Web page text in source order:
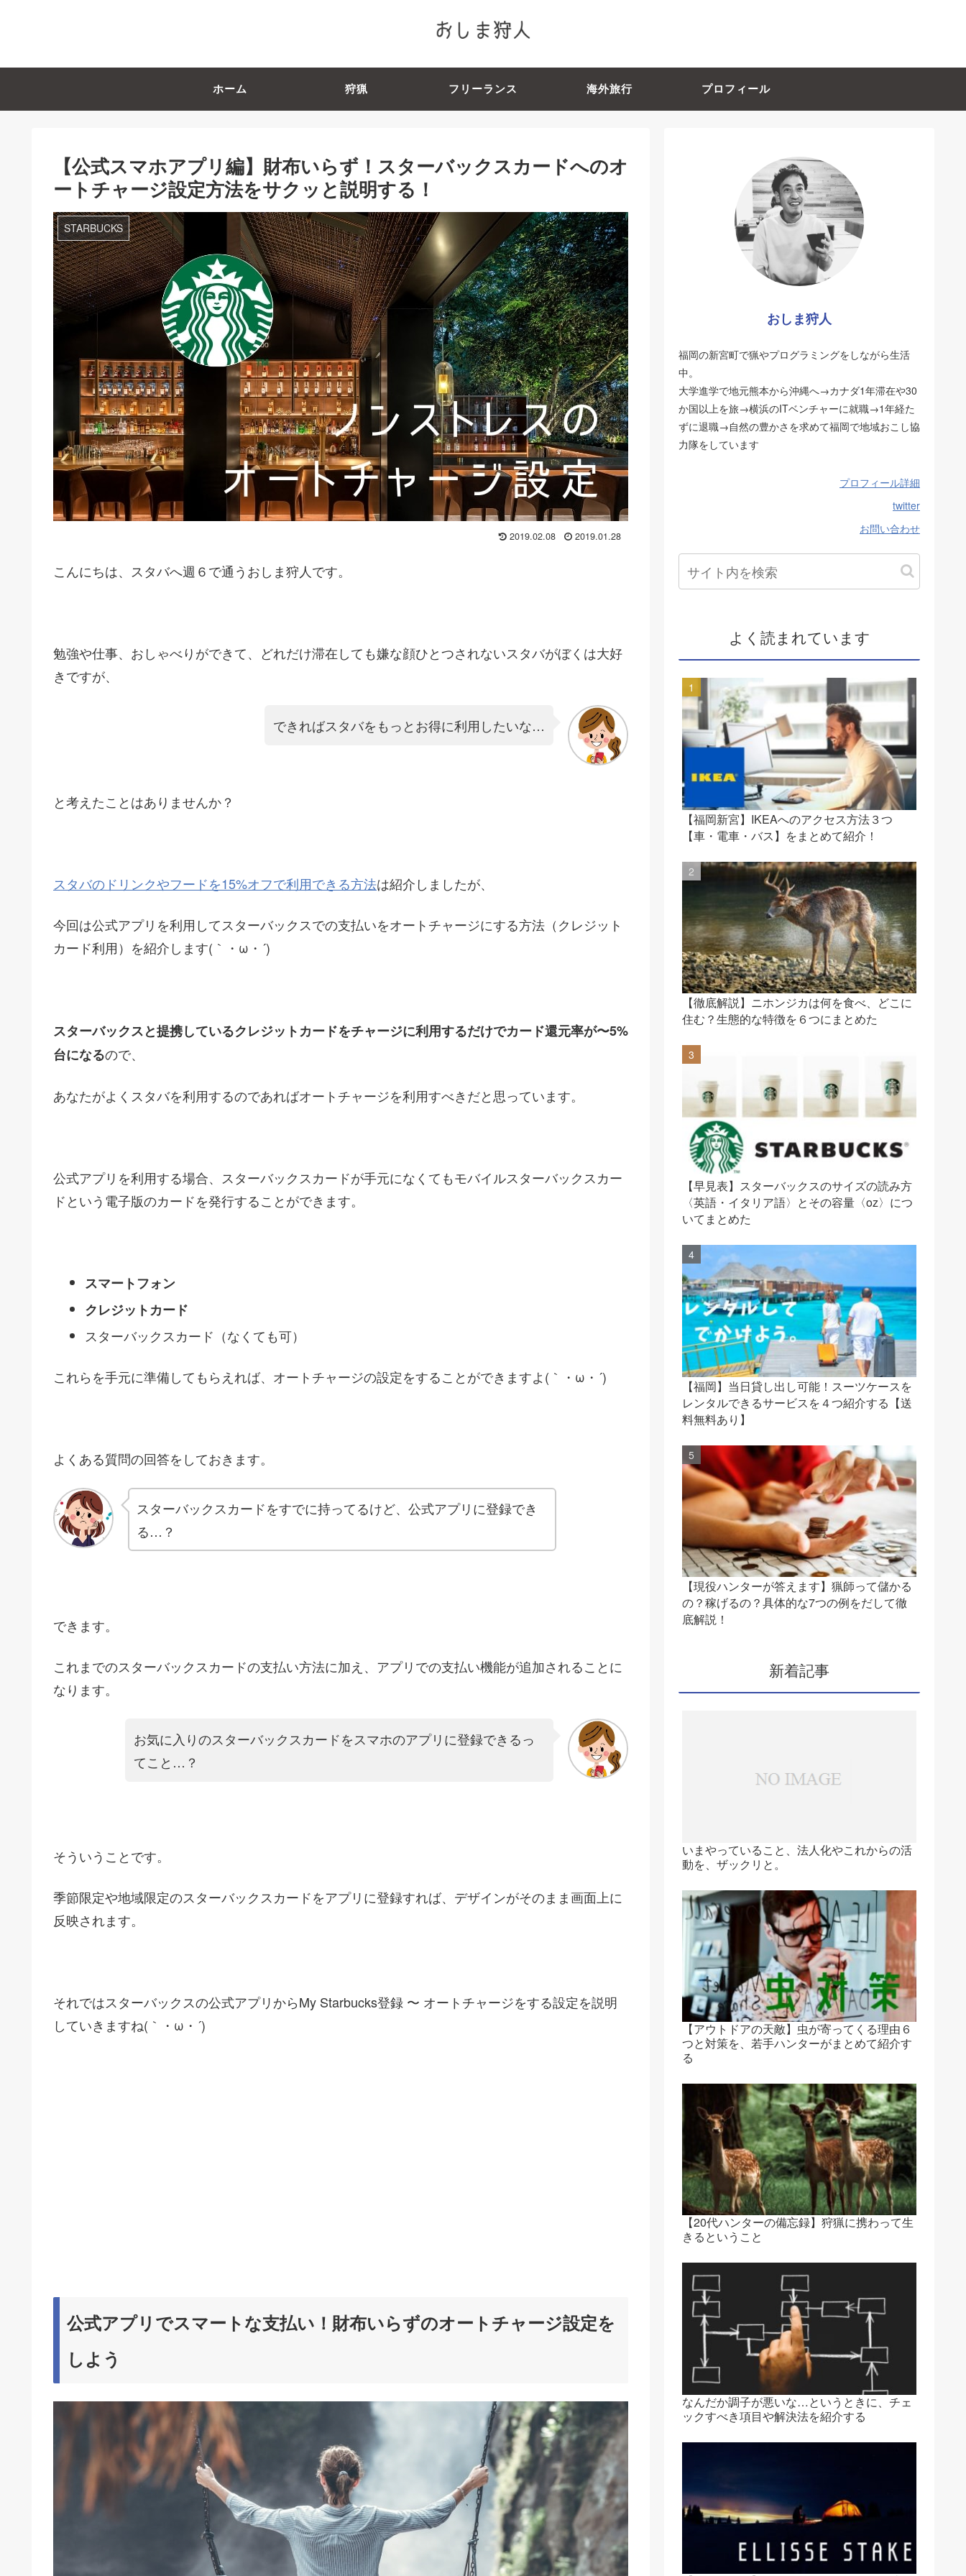
ホーム 狩猟 フリーランス 海外旅行 プロフィール
【公式スマホアプリ編】財布いらず！スターバックスカードへのオ
ートチャージ設定方法をサクッと説明する！
STARBUCKS
2019.02.08 2019.01.28
こんにちは、スタバへ週６で通うおしま狩人です。
勉強や仕事、おしゃべりができて、どれだけ滞在しても嫌な顔ひとつされないスタバがぼくは大好
きですが、
できればスタバをもっとお得に利用したいな…
と考えたことはありませんか？
スタバのドリンクやフードを15%オフで利用できる方法は紹介しましたが、
今回は公式アプリを利用してスターバックスでの支払いをオートチャージにする方法（クレジット
カード利用）を紹介します(｀・ω・´)
スターバックスと提携しているクレジットカードをチャージに利用するだけでカード還元率が〜5%
台になるので、
あなたがよくスタバを利用するのであればオートチャージを利用すべきだと思っています。
公式アプリを利用する場合、スターバックスカードが手元になくてもモバイルスターバックスカー
ドという電子版のカードを発行することができます。
スマートフォン
クレジットカード
スターバックスカード（なくても可）
これらを手元に準備してもらえれば、オートチャージの設定をすることができますよ(｀・ω・´)
よくある質問の回答をしておきます。
スターバックスカードをすでに持ってるけど、公式アプリに登録でき
る…？
できます。
これまでのスターバックスカードの支払い方法に加え、アプリでの支払い機能が追加されることに
なります。
お気に入りのスターバックスカードをスマホのアプリに登録できるっ
てこと…？
そういうことです。
季節限定や地域限定のスターバックスカードをアプリに登録すれば、デザインがそのまま画面上に
反映されます。
それではスターバックスの公式アプリからMy Starbucks登録 〜 オートチャージをする設定を説明
していきますね(｀・ω・´)
公式アプリでスマートな支払い！財布いらずのオートチャージ設定を
しよう
おしま狩人
福岡の新宮町で猟やプログラミングをしながら生活
中。
大学進学で地元熊本から沖縄へ→カナダ1年滞在や30
か国以上を旅→横浜のITベンチャーに就職→1年経た
ずに退職→自然の豊かさを求めて福岡で地域おこし協
力隊をしています
プロフィール詳細
twitter
お問い合わせ
よく読まれています
【福岡新宮】IKEAへのアクセス方法３つ
【車・電車・バス】をまとめて紹介！
【徹底解説】ニホンジカは何を食べ、どこに
住む？生態的な特徴を６つにまとめた
【早見表】スターバックスのサイズの読み方
〈英語・イタリア語〉とその容量〈oz〉につ
いてまとめた
【福岡】当日貸し出し可能！スーツケースを
レンタルできるサービスを４つ紹介する【送
料無料あり】
【現役ハンターが答えます】猟師って儲かる
の？稼げるの？具体的な7つの例をだして徹
底解説！
新着記事
いまやっていること、法人化やこれからの活
動を、ザックリと。
【アウトドアの天敵】虫が寄ってくる理由６
つと対策を、若手ハンターがまとめて紹介す
る
【20代ハンターの備忘録】狩猟に携わって生
きるということ
なんだか調子が悪いな…というときに、チェ
ックすべき項目や解決法を紹介する